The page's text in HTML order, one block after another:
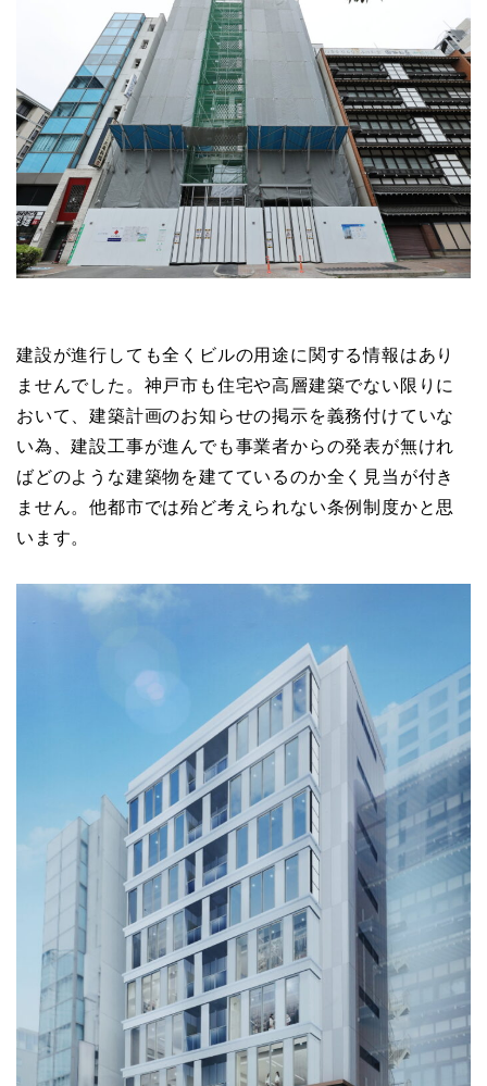
建設が進行しても全くビルの用途に関する情報はあり
ませんでした。神戸市も住宅や高層建築でない限りに
おいて、建築計画のお知らせの掲示を義務付けていな
い為、建設工事が進んでも事業者からの発表が無けれ
ばどのような建築物を建てているのか全く見当が付き
ません。他都市では殆ど考えられない条例制度かと思
います。